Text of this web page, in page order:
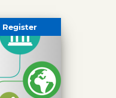
Register